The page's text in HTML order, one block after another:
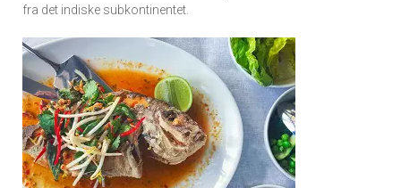
fra det indiske subkontinentet.